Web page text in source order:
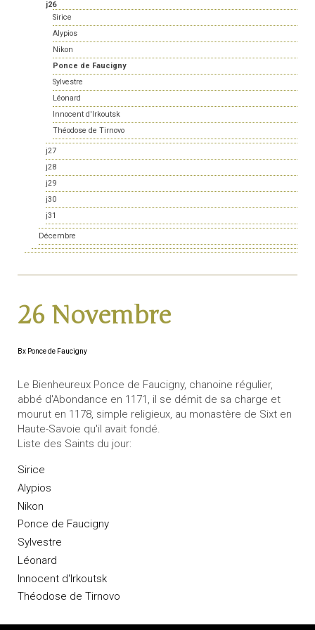
j26
Sirice
Alypios
Nikon
Ponce de Faucigny
Sylvestre
Léonard
Innocent d'Irkoutsk
Théodose de Tirnovo
j27
j28
j29
j30
j31
Décembre
26 Novembre
Bx Ponce de Faucigny
Le Bienheureux Ponce de Faucigny, chanoine régulier,
abbé d'Abondance en 1171, il se démit de sa charge et
mourut en 1178, simple religieux, au monastère de Sixt en
Haute-Savoie qu'il avait fondé.
Liste des Saints du jour:
Sirice
Alypios
Nikon
Ponce de Faucigny
Sylvestre
Léonard
Innocent d'Irkoutsk
Théodose de Tirnovo